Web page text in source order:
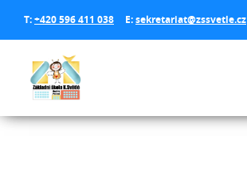
T:+420 596 411 038 E:sekretariat@zssvetle.cz